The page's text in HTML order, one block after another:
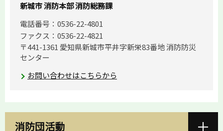
新城市 消防本部 消防総務課
電話番号：0536-22-4801
ファクス：0536-22-4821
〒441-1361 愛知県新城市平井字新栄83番地 消防防災
センター
お問い合わせはこちらから
消防団活動